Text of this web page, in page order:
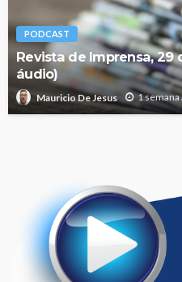
PODCAST
Revista de Imprensa, 29
áudio)
Mauricio De Jesus 1 semana